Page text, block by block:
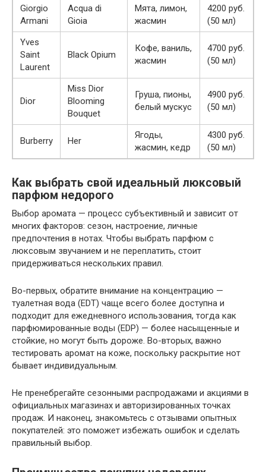
Giorgio
Armani
Acqua di
Gioia
Мята, лимон,
жасмин
4200 руб.
(50 мл)
Yves
Saint
Laurent
Black Opium
Кофе, ваниль,
жасмин
4700 руб.
(50 мл)
Dior
Miss Dior
Blooming
Bouquet
Груша, пионы,
белый мускус
4900 руб.
(50 мл)
Burberry Her
Ягоды,
жасмин, кедр
4300 руб.
(50 мл)
Как выбрать свой идеальный люксовый
парфюм недорого
Выбор аромата — процесс субъективный и зависит от
многих факторов: сезон, настроение, личные
предпочтения в нотах. Чтобы выбрать парфюм с
люксовым звучанием и не переплатить, стоит
придерживаться нескольких правил.
Во-первых, обратите внимание на концентрацию —
туалетная вода (EDT) чаще всего более доступна и
подходит для ежедневного использования, тогда как
парфюмированные воды (EDP) — более насыщенные и
стойкие, но могут быть дороже. Во-вторых, важно
тестировать аромат на коже, поскольку раскрытие нот
бывает индивидуальным.
Не пренебрегайте сезонными распродажами и акциями в
официальных магазинах и авторизированных точках
продаж. И наконец, знакомьтесь с отзывами опытных
покупателей: это поможет избежать ошибок и сделать
правильный выбор.